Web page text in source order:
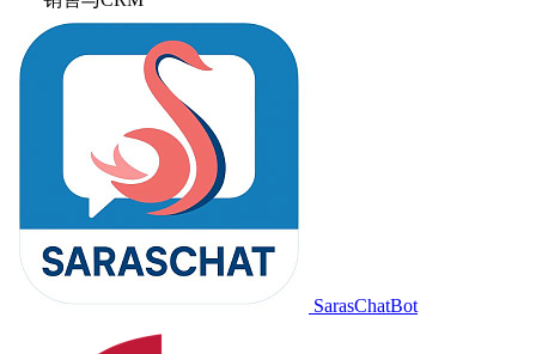
SarasChatBot